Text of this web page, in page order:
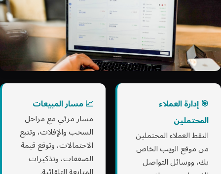
🎯 إدارة العملاء
المحتملين
التقط العملاء المحتملين
من موقع الويب الخاص
بك، ووسائل التواصل
📈 مسار المبيعات
مسار مرئي مع مراحل
السحب والإفلات، وتتبع
الاحتمالات، وتوقع قيمة
الصفقات، وتذكيرات